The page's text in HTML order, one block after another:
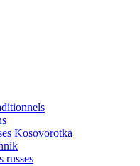
Kosovorotka
russes